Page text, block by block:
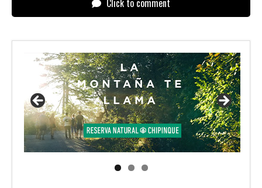
Click to comment